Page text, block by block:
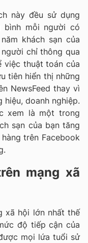
này đều sử dụng
bình mỗi người có
khách sạn của
người chỉ thông qua
việc thuật toán của
tiên hiển thị những
NewsFeed thay vì
doanh nghiệp.
xem là một trong
sạn của bạn tăng
trên Facebook
mạng xã
xã hội lớn nhất thế
độ tiếp cận của
mọi lứa tuổi sử